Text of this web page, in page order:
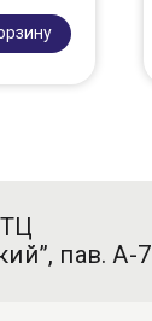
пав. А-7